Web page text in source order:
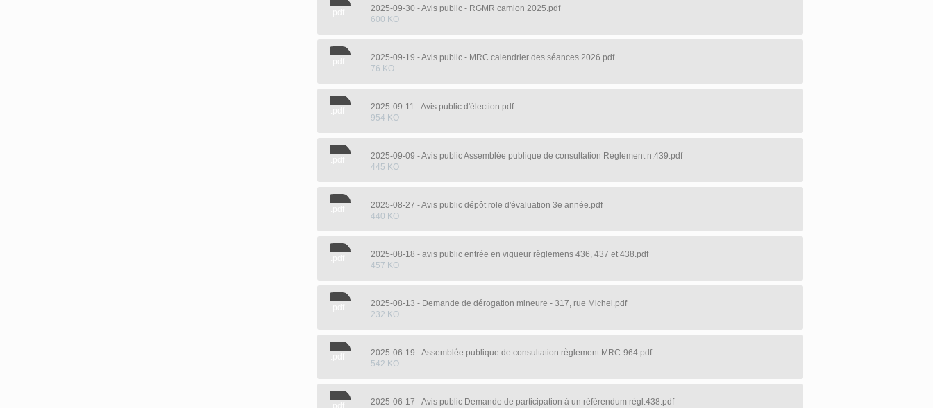
.pdf
2025-09-30 - Avis public - RGMR camion 2025.pdf
600 KO
.pdf
2025-09-19 - Avis public - MRC calendrier des séances 2026.pdf
76 KO
.pdf
2025-09-11 - Avis public d'élection.pdf
954 KO
.pdf
2025-09-09 - Avis public Assemblée publique de consultation Règlement n.439.pdf
445 KO
.pdf
2025-08-27 - Avis public dépôt role d'évaluation 3e année.pdf
440 KO
.pdf
2025-08-18 - avis public entrée en vigueur règlemens 436, 437 et 438.pdf
457 KO
.pdf
2025-08-13 - Demande de dérogation mineure - 317, rue Michel.pdf
232 KO
.pdf
2025-06-19 - Assemblée publique de consultation règlement MRC-964.pdf
542 KO
.pdf 2025-06-17 - Avis public Demande de participation à un référendum règl.438.pdf